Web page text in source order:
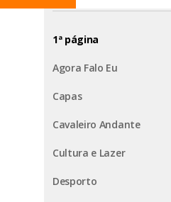
1ª página
Agora Falo Eu
Capas
Cavaleiro Andante
Cultura e Lazer
Desporto